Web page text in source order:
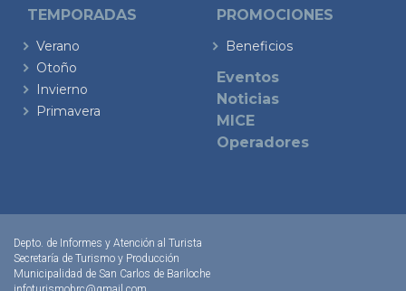
TEMPORADAS
Verano
Otoño
Invierno
Primavera
PROMOCIONES
Beneficios
Eventos
Noticias
MICE
Operadores
Depto. de Informes y Atención al Turista
Secretaría de Turismo y Producción
Municipalidad de San Carlos de Bariloche